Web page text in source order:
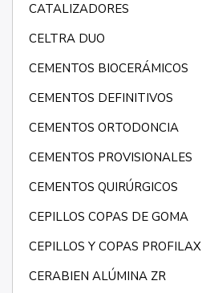
CATALIZADORES
CELTRA DUO
CEMENTOS BIOCERÁMICOS
CEMENTOS DEFINITIVOS
CEMENTOS ORTODONCIA
CEMENTOS PROVISIONALES
CEMENTOS QUIRÚRGICOS
CEPILLOS COPAS DE GOMA
CEPILLOS Y COPAS PROFILAX
CERABIEN ALÚMINA ZR